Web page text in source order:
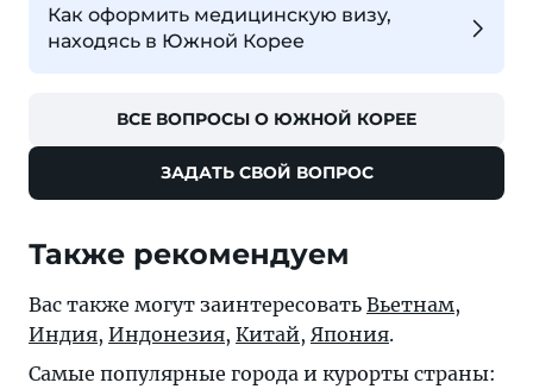
Как оформить медицинскую визу,
находясь в Южной Корее
ВСЕ ВОПРОСЫ О ЮЖНОЙ КОРЕЕ
ЗАДАТЬ СВОЙ ВОПРОС
Также рекомендуем
Вас также могут заинтересовать Вьетнам,
Индия, Индонезия, Китай, Япония.
Самые популярные города и курорты страны: